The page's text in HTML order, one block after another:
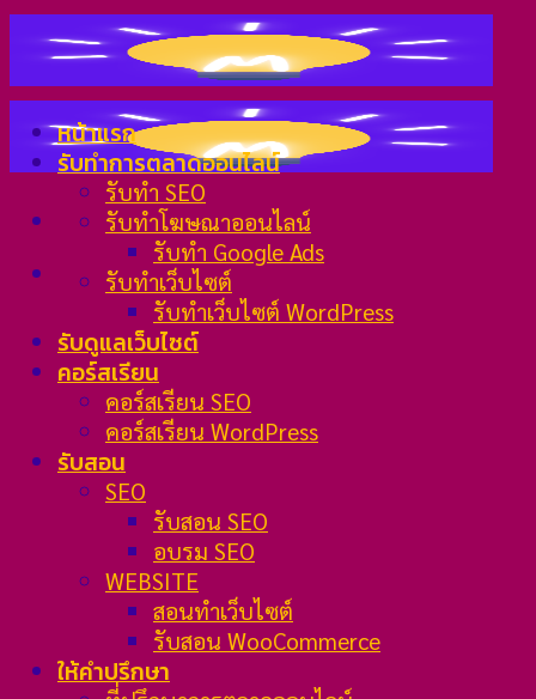
Skip
content
หน้าแรก
รับทำการตลาดออนไลน์
รับทำ SEO
รับทำโฆษณาออนไลน์
รับทำ Google Ads
รับทำเว็บไซต์
รับทำเว็บไซต์ WordPress
รับดูแลเว็บไซต์
คอร์สเรียน
คอร์สเรียน SEO
คอร์สเรียน WordPress
รับสอน
SEO
รับสอน SEO
อบรม SEO
WEBSITE
สอนทำเว็บไซต์
รับสอน WooCommerce
ให้คำปรึกษา